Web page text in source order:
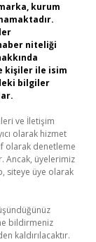
kurum
niteliği
kişiler ile isim
bilgiler
ve İletişim
olarak hizmet
olarak denetleme
Ancak, üyelerimiz
siteye üye olarak
bildirmeniz
kaldırılacaktır.